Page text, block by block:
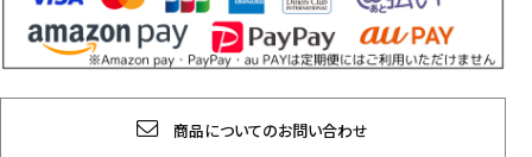
商品についてのお問い合わせ